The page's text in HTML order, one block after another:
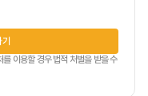
이용할 경우 법적 처벌을 받을 수